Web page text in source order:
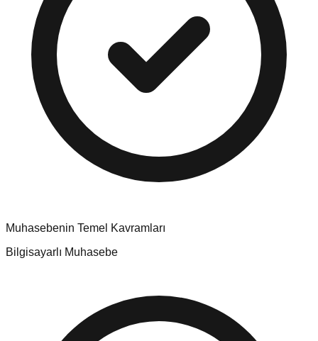
Muhasebenin Temel Kavramları
Bilgisayarlı Muhasebe